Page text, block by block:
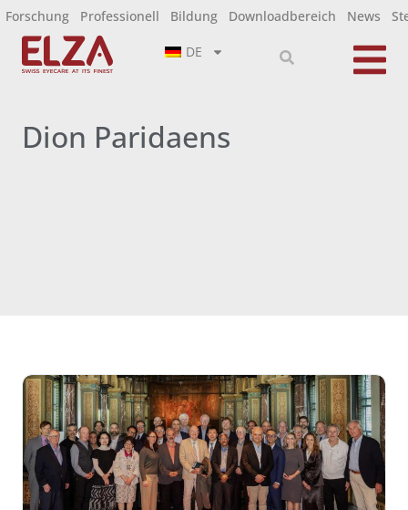
Forschung Professionell Bildung Downloadbereich News
DE
Dion Paridaens